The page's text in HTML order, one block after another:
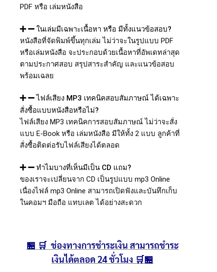
PDF หรือ เล่มหนังสือ
ในเล่มมีเฉพาะเนื้อหา หรือ มีทั้งแนวข้อสอบ?
หนังสือที่จัดพิมพ์ขึ้นทุกเล่ม ไม่ว่าจะในรูปแบบ PDF
หรือเล่มหนังสือ จะประกอบด้วยเนื้อหาที่อัพเดทล่าสุด
ตามประกาศสอบ สรุปสาระสำคัญ และแนวข้อสอบ
พร้อมเฉลย
ไฟล์เสียง MP3 เทคนิคสอบสัมภาษณ์ ได้เฉพาะ
สั่งซื้อแบบหนังสือหรือไม่?
ไฟล์เสียง MP3 เทคนิคการสอบสัมภาษณ์ ไม่ว่าจะสั่ง
แบบ E-Book หรือ เล่มหนังสือ มีให้ทั้ง 2 แบบ ลูกค้าที่
สั่งซื้อติดต่อรับไฟล์เสียงได้ตลอด
ทำไมบางที่เห็นมีเป็น CD แถม?
ของเราจะเปลี่ยนจาก CD เป็นรูปแบบ mp3 Online
เนื่องไฟล์ mp3 Online สามารถเปิดฟังและบันทึกเก็บ
ในคอมฯ มือถือ แทบเลต ได้อย่างสะดวก
🏪 🛒 ช่องทางการชำระเงิน สามารถชำระ
เงินได้ตลอด 24 ชั่วโมง 🛒🏪